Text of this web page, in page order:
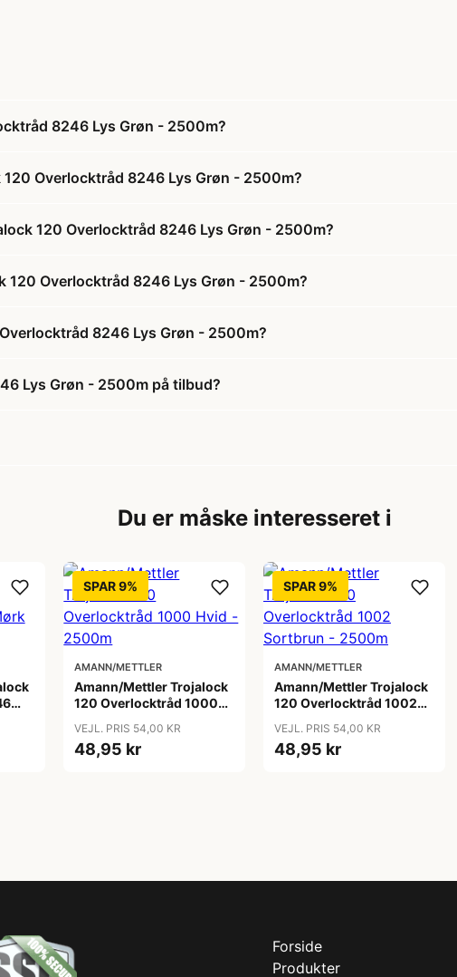
8246 Lys Grøn - 2500m?
Overlocktråd 8246 Lys Grøn - 2500m?
120 Overlocktråd 8246 Lys Grøn - 2500m?
Overlocktråd 8246 Lys Grøn - 2500m?
8246 Lys Grøn - 2500m?
Lys Grøn - 2500m på tilbud?
Du er måske interesseret i
SPAR 9%
AMANN/METTLER
Amann/Mettler Trojalock
120 Overlocktråd 1000
VEJL. PRIS 54,00 KR
48,95 kr
SPAR 9%
AMANN/METTLER
Amann/Mettler Trojalock
120 Overlocktråd 1002
VEJL. PRIS 54,00 KR
48,95 kr
Forside
Produkter